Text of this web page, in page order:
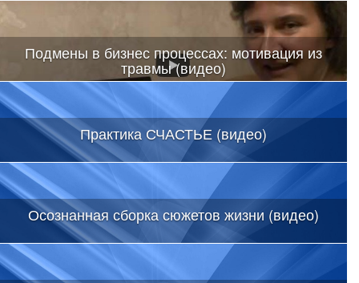
Подмены в бизнес процессах: мотивация из
травмы (видео)
Практика СЧАСТЬЕ (видео)
Осознанная сборка сюжетов жизни (видео)